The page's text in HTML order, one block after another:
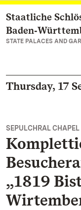
Navigate to
Staatliche
STATE PALACES AND
Thursday, 17
SEPULCHRAL
„1819